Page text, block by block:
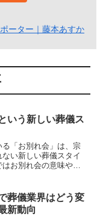
ーター｜藤本あすか
いう新しい葬儀ス
「お別れ会」は、宗
い新しい葬儀スタイ
お別れ会の意味や特
葬儀業界はどう変
新動向